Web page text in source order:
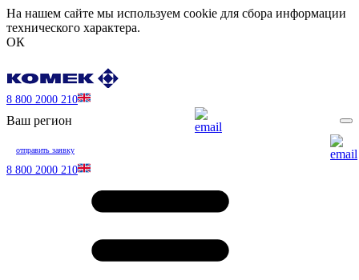
На нашем сайте мы используем cookie для сбора информации
технического характера.
ОК
8 800 2000 210
Ваш регион
отправить заявку
8 800 2000 210